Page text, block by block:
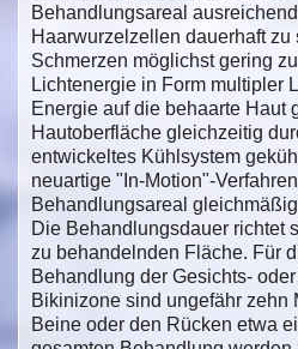
Behandlungsareal
Haarwurzelzellen dauerhaft
Schmerzen möglichst gering
Lichtenergie in Form multipler
Energie auf die behaarte Haut
Hautoberfläche gleichzeitig
entwickeltes Kühlsystem
neuartige "In-Motion"-
Behandlungsareal
Die Behandlungsdauer richtet
zu behandelnden Fläche. Für
Behandlung der Gesichts-
Bikinizone sind ungefähr zehn
Beine oder den Rücken etwa